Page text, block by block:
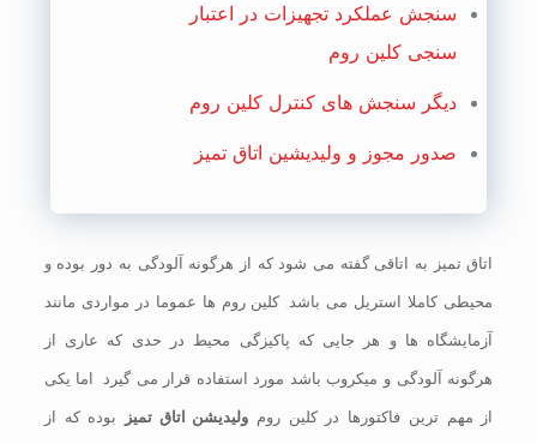
سنجش عملکرد تجهیزات در اعتبار
سنجی کلین روم
دیگر سنجش های کنترل کلین روم
صدور مجوز و ولیدیشین اتاق تمیز
اتاق تمیز به اتاقی گفته می شود که از هرگونه آلودگی به دور بوده و
محیطی کاملا استریل می باشد. کلین روم ها عموما در مواردی مانند
آزمایشگاه ها و هر جایی که پاکیزگی محیط در حدی که عاری از
هرگونه آلودگی و میکروب باشد مورد استفاده قرار می گیرد. اما یکی
از مهم ترین فاکتورها در کلین روم ولیدیشن اتاق تمیز
بوده که از